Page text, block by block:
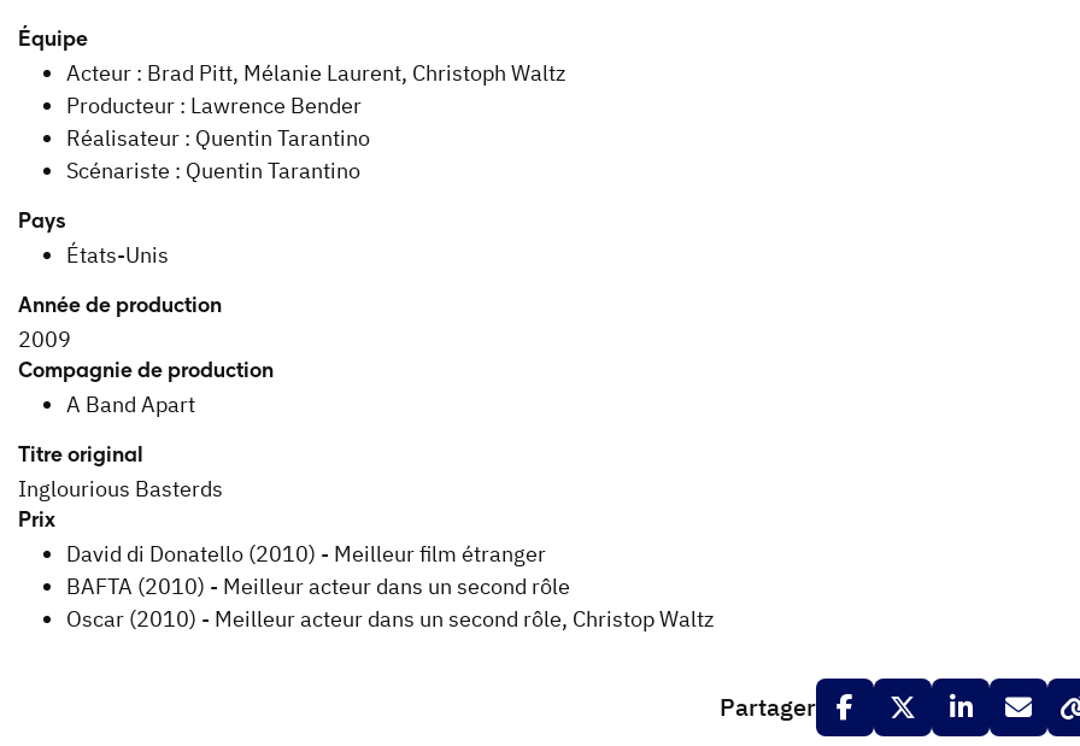
Équipe
Acteur : Brad Pitt, Mélanie Laurent, Christoph Waltz
Producteur : Lawrence Bender
Réalisateur : Quentin Tarantino
Scénariste : Quentin Tarantino
Pays
États-Unis
Année de production
2009
Compagnie de production
A Band Apart
Titre original
Inglourious Basterds
Prix
David di Donatello (2010) - Meilleur film étranger
BAFTA (2010) - Meilleur acteur dans un second rôle
Oscar (2010) - Meilleur acteur dans un second rôle, Christop Waltz
Partager